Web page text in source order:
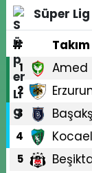
Süper Lig
#
Takım
1 Amed
2
3
4
5